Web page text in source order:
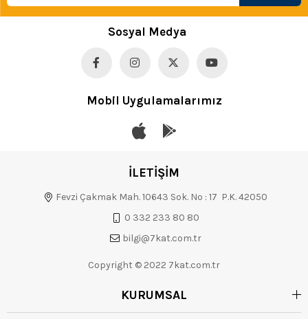
Sosyal Medya
Mobil Uygulamalarımız
İLETİŞİM
Fevzi Çakmak Mah. 10643 Sok. No : 17 P.K. 42050
0 332 233 80 80
bilgi@7kat.com.tr
Copyright © 2022 7kat.com.tr
KURUMSAL